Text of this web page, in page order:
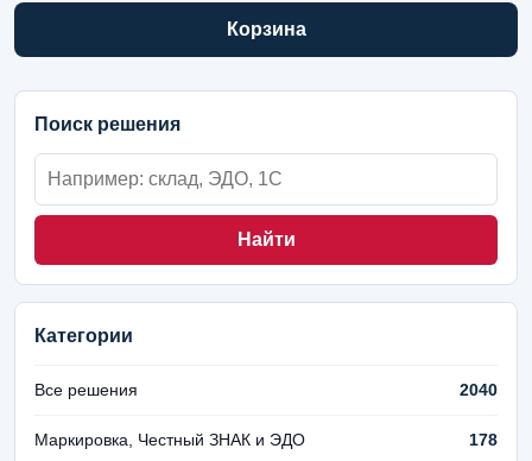
Корзина
Поиск решения
Найти
Категории
Все решения 2040
Маркировка, Честный ЗНАК и ЭДО 178